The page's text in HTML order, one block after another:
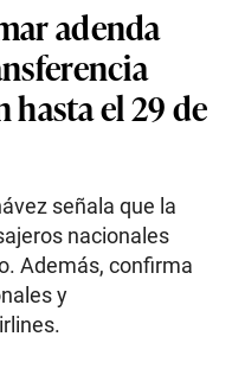
adenda
hasta el 29 de
señala que la
nacionales
Además, confirma
y